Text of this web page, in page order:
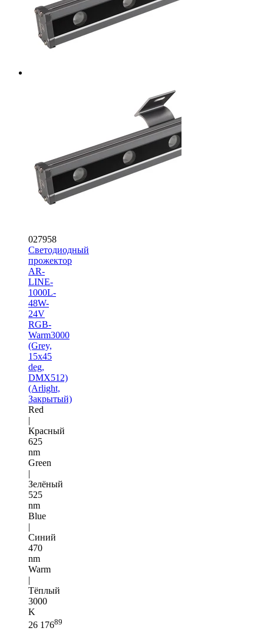
027958
Светодиодный
прожектор
AR-
LINE-
1000L-
48W-
24V
RGB-
Warm3000
(Grey,
15x45
deg,
DMX512)
(Arlight,
Закрытый)
Red
|
Красный
625
nm
Green
|
Зелёный
525
nm
Blue
|
Синий
470
nm
Warm
|
Тёплый
3000
K
26 17689